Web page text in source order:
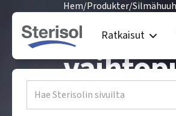
Ratkaisut
Hem/Produkter/
Sterisol Eye Shower